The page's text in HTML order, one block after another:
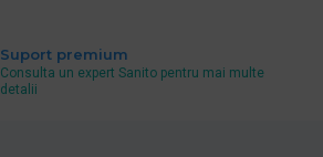
Suport premium
Consulta un expert Sanito pentru mai multe
detalii